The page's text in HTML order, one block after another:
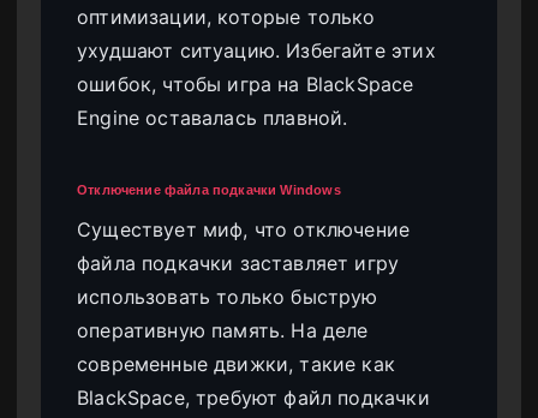
оптимизации, которые только
ухудшают ситуацию. Избегайте этих
ошибок, чтобы игра на BlackSpace
Engine оставалась плавной.
Отключение файла подкачки Windows
Существует миф, что отключение
файла подкачки заставляет игру
использовать только быструю
оперативную память. На деле
современные движки, такие как
BlackSpace, требуют файл подкачки